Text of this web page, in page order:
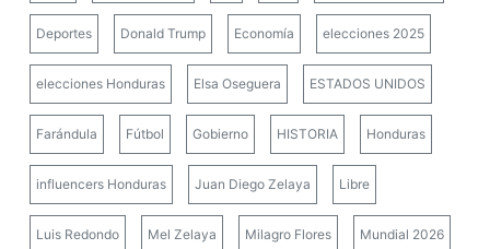
Deportes Donald Trump Economía elecciones 2025
elecciones Honduras Elsa Oseguera ESTADOS UNIDOS
Farándula Fútbol Gobierno HISTORIA Honduras
influencers Honduras Juan Diego Zelaya Libre
Luis Redondo Mel Zelaya Milagro Flores Mundial 2026